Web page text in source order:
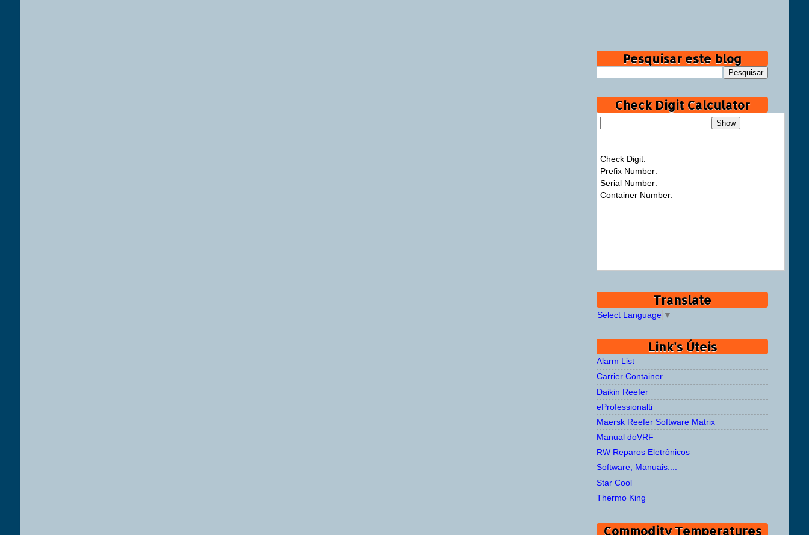
Pesquisar este blog
Check Digit Calculator
Check Digit:
Prefix Number:
Serial Number:
Container Number:
Translate
Select Language ▼
Link's Úteis
Alarm List
Carrier Container
Daikin Reefer
eProfessionalti
Maersk Reefer Software Matrix
Manual doVRF
RW Reparos Eletrônicos
Software, Manuais....
Star Cool
Thermo King
Commodity Temperatures